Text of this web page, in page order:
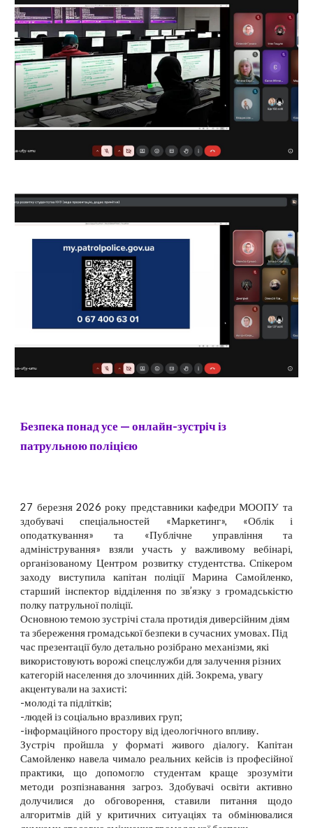
Безпека понад усе — онлайн-зустріч із
патрульною поліцією
27 березня 2026 року представники кафедри МООПУ та
здобувачі спеціальностей «Маркетинг», «Облік і
оподаткування» та «Публічне управління та
адміністрування» взяли участь у важливому вебінарі,
організованому Центром розвитку студентства. Спікером
заходу виступила капітан поліції Марина Самойленко,
старший інспектор відділення по зв’язку з громадськістю
полку патрульної поліції.
Основною темою зустрічі стала протидія диверсійним діям
та збереження громадської безпеки в сучасних умовах. Під
час презентації було детально розібрано механізми, які
використовують ворожі спецслужби для залучення різних
категорій населення до злочинних дій. Зокрема, увагу
акцентували на захисті:
-​молоді та підлітків;
-​людей із соціально вразливих груп;
-​інформаційного простору від ідеологічного впливу.
Зустріч пройшла у форматі живого діалогу. Капітан
Самойленко навела чимало реальних кейсів із професійної
практики, що допомогло студентам краще зрозуміти
методи розпізнавання загроз. Здобувачі освіти активно
долучилися до обговорення, ставили питання щодо
алгоритмів дій у критичних ситуаціях та обмінювалися